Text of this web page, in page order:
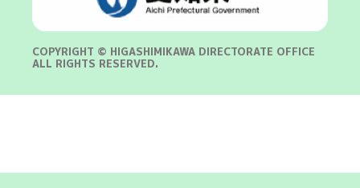
COPYRIGHT © HIGASHIMIKAWA DIRECTORATE OFFICE
ALL RIGHTS RESERVED.